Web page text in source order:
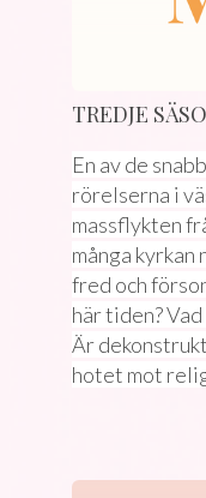
TREDJE
En av de
rörelserna i
massflykten
många kyrkan
fred och
här tiden?
Är
hotet mot